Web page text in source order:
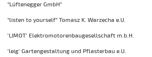
"Lüftenegger GmbH"
"listen to yourself" Tomasz K. Warzecha e.U.
'LIMOT' Elektromotorenbaugesellschaft m.b.H.
'leig' Gartengestaltung und Pflasterbau e.U.